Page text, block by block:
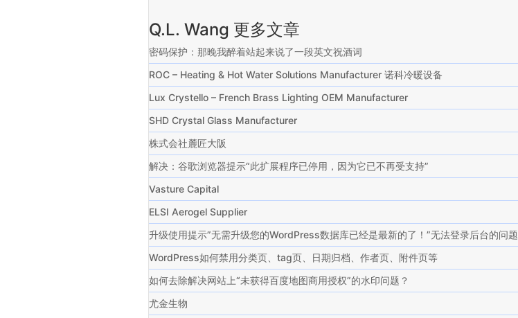
Q.L. Wang 更多文章
密码保护：那晚我醉着站起来说了一段英文祝酒词
ROC – Heating & Hot Water Solutions Manufacturer 诺科冷暖设备
Lux Crystello – French Brass Lighting OEM Manufacturer
SHD Crystal Glass Manufacturer
株式会社麓匠大阪
解决：谷歌浏览器提示“此扩展程序已停用，因为它已不再受支持”
Vasture Capital
ELSI Aerogel Supplier
升级使用提示”无需升级您的WordPress数据库已经是最新的了！”无法登录后台的问题
WordPress如何禁用分类页、tag页、日期归档、作者页、附件页等
如何去除解决网站上“未获得百度地图商用授权”的水印问题？
尤金生物